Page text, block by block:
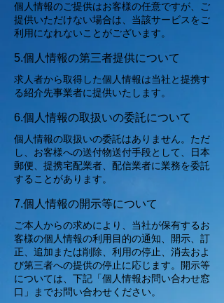
個人情報のご提供はお客様の任意ですが、ご
提供いただけない場合は、当該サービスをご
利用になれないことがございます。
5.個人情報の第三者提供について
求人者から取得した個人情報は当社と提携す
る紹介先事業者に提供いたします。
6.個人情報の取扱いの委託について
個人情報の取扱いの委託はありません。ただ
し、お客様への送付物送付手段として、日本
郵便、提携宅配業者、配信業者に業務を委託
することがあります。
7.個人情報の開示等について
ご本人からの求めにより、当社が保有するお
客様の個人情報の利用目的の通知、開示、訂
正、追加または削除、利用の停止、消去およ
び第三者への提供の停止に応じます。開示等
については、下記「個人情報お問い合わせ窓
口」までお問い合わせください。